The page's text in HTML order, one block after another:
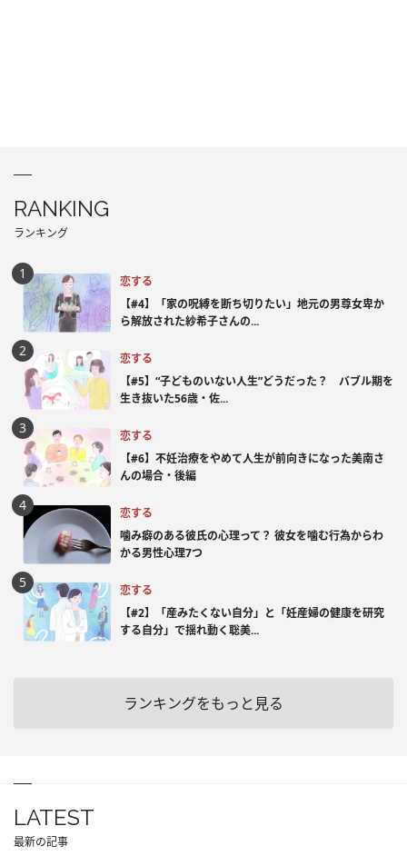
RANKING
ランキング
恋する
【#4】「家の呪縛を断ち切りたい」地元の男尊女卑か
ら解放された紗希子さんの...
恋する
【#5】“子どものいない人生”どうだった？ バブル期を
生き抜いた56歳・佐...
恋する
【#6】不妊治療をやめて人生が前向きになった美南さ
んの場合・後編
恋する
噛み癖のある彼氏の心理って？ 彼女を噛む行為からわ
かる男性心理7つ
恋する
【#2】「産みたくない自分」と「妊産婦の健康を研究
する自分」で揺れ動く聡美...
ランキングをもっと見る
LATEST
最新の記事